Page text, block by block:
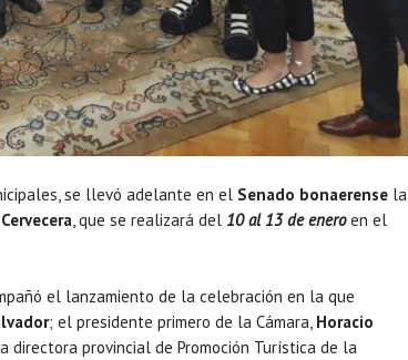
se llevó adelante en el Senado bonaerense la
, que se realizará del 10 al 13 de eneroen el
el lanzamiento de la celebración en la que
; el presidente primero de la Cámara, Horacio
directora provincial de Promoción Turística de la